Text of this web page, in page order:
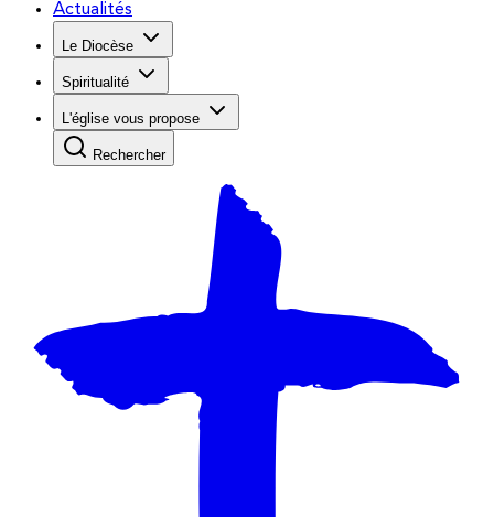
Actualités
Le Diocèse
Spiritualité
L'église vous propose
Rechercher